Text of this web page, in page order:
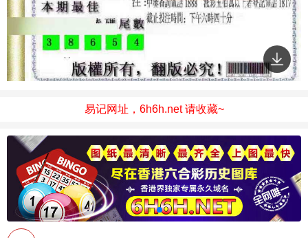
易记网址，6h6h.net 请收藏~